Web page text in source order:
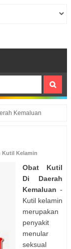
Kemaluan
Kutil Kelamin
Obat Kutil
Di Daerah
Kemaluan -
Kutil kelamin
merupakan
penyakit
menular
seksual